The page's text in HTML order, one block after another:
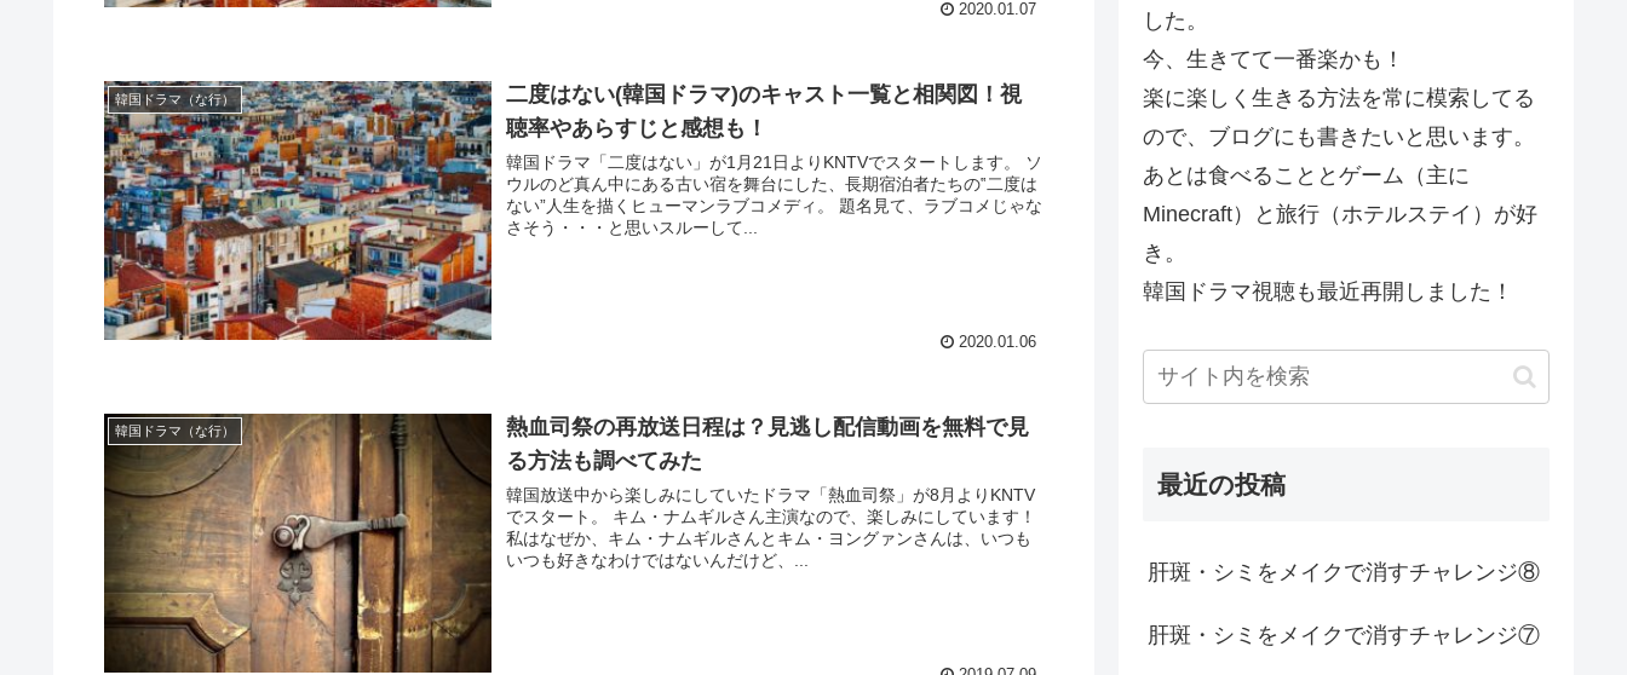
2020.01.07
韓国ドラマ（な行）
二度はない(韓国ドラマ)のキャスト一覧と相関図！視
聴率やあらすじと感想も！
韓国ドラマ「二度はない」が1月21日よりKNTVでスタートします。 ソ
ウルのど真ん中にある古い宿を舞台にした、長期宿泊者たちの‟二度は
ない”人生を描くヒューマンラブコメディ。 題名見て、ラブコメじゃな
さそう・・・と思いスルーして...
2020.01.06
韓国ドラマ（な行）
熱血司祭の再放送日程は？見逃し配信動画を無料で見
る方法も調べてみた
韓国放送中から楽しみにしていたドラマ「熱血司祭」が8月よりKNTV
でスタート。 キム・ナムギルさん主演なので、楽しみにしています！
私はなぜか、キム・ナムギルさんとキム・ヨングァンさんは、いつも
いつも好きなわけではないんだけど、...
した。
今、生きてて一番楽かも！
楽に楽しく生きる方法を常に模索してる
ので、ブログにも書きたいと思います。
あとは食べることとゲーム（主に
Minecraft）と旅行（ホテルステイ）が好
き。
韓国ドラマ視聴も最近再開しました！
最近の投稿
肝斑・シミをメイクで消すチャレンジ⑧
肝斑・シミをメイクで消すチャレンジ⑦